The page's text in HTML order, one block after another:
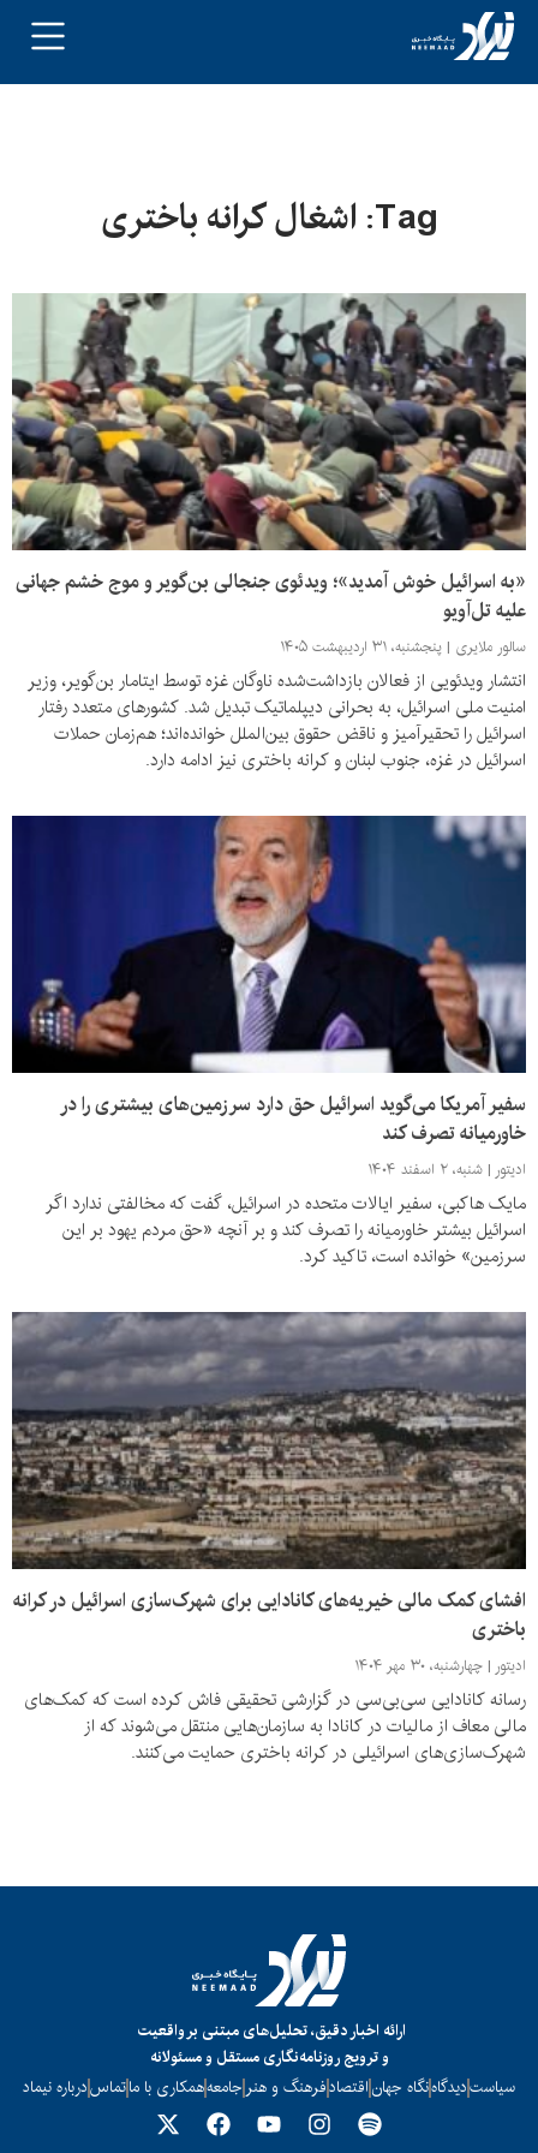
Tag: اشغال کرانه باختری
«به اسرائیل خوش آمدید»؛ ویدئوی جنجالی بن‌گویر و موج خشم جهانی
علیه تل‌آویو
سالور ملایری پنجشنبه، ۳۱ اردیبهشت ۱۴۰۵
انتشار ویدئویی از فعالان بازداشت‌شده ناوگان غزه توسط ایتامار بن‌گویر، وزیر
امنیت ملی اسرائیل، به بحرانی دیپلماتیک تبدیل شد. کشورهای متعدد رفتار
اسرائیل را تحقیرآمیز و ناقض حقوق بین‌الملل خوانده‌اند؛ هم‌زمان حملات
اسرائیل در غزه، جنوب لبنان و کرانه باختری نیز ادامه دارد.
سفیر آمریکا می‌گوید اسرائیل حق دارد سرزمین‌های بیشتری را در
خاورمیانه تصرف کند
ادیتور شنبه، ۲ اسفند ۱۴۰۴
مایک هاکبی، سفیر ایالات متحده در اسرائیل، گفت که مخالفتی ندارد اگر
اسرائیل بیشتر خاورمیانه را تصرف کند و بر آنچه «حق مردم یهود بر این
سرزمین» خوانده است، تاکید کرد.
افشای کمک مالی خیریه‌های کانادایی برای شهرک‌سازی اسرائیل در کرانه
باختری
ادیتور چهارشنبه، ۳۰ مهر ۱۴۰۴
رسانه‌ کانادایی سی‌بی‌سی در گزارشی تحقیقی فاش کرده است که کمک‌های
مالی معاف از مالیات در کانادا به سازمان‌هایی منتقل می‌شوند که از
شهرک‌سازی‌های اسرائیلی در کرانه‌ باختری حمایت می‌کنند.
ارائه اخبار دقیق، تحلیل‌های مبتنی بر واقعیت
و ترویج روزنامه‌نگاری مستقل و مسئولانه
سیاستدیدگاهنگاه جهاناقتصادفرهنگ و هنر جامعههمکاری با ماتماسدرباره نیماد